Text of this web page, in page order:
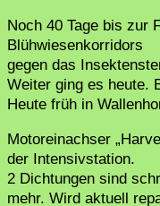
Noch 40 Tage bis zur
Blühwiesenkorridors
gegen das
Weiter ging es heute.
Heute früh in
Motoreinachser
der Intensivstation.
2 Dichtungen sind
mehr. Wird aktuell